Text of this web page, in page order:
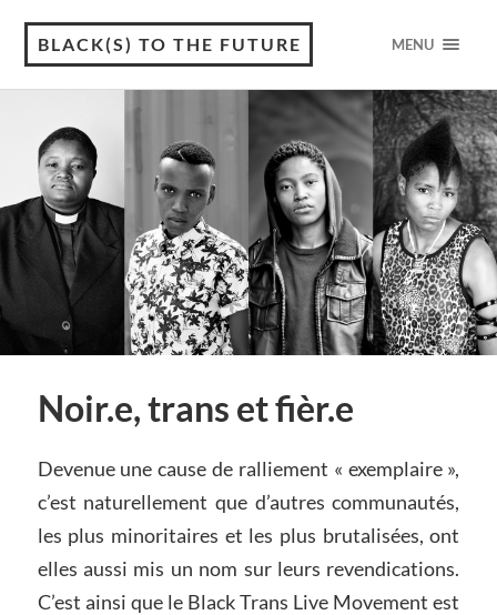
BLACK(S) TO THE FUTURE MENU
Noir.e, trans et fièr.e
Devenue une cause de ralliement « exemplaire »,
c’est naturellement que d’autres communautés,
les plus minoritaires et les plus brutalisées, ont
elles aussi mis un nom sur leurs revendications.
C’est ainsi que le Black Trans Live Movement est